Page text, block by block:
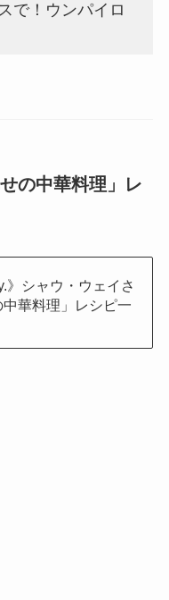
で！ウンパイロ
の中華料理」レ
》シャウ・ウェイさ
華料理」レシピ一